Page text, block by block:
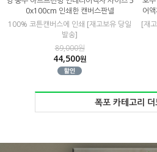
0x100cm 인쇄한 캔버스판넬
100% 코튼캔버스에 인쇄 [재고보유 당일
발송]
89,000원
44,500원
어
[재
폭포 카테고리 더